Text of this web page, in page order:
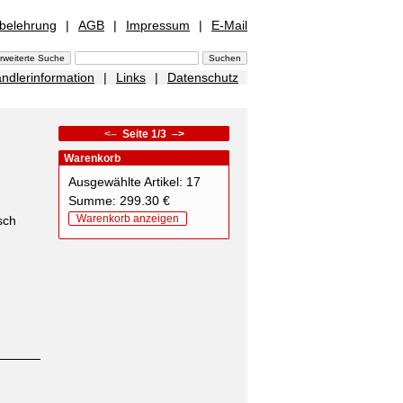
| AGB | Impressum | E-Mail
| Links | Datenschutz
<– Seite 1/3–>
Warenkorb
Ausgewählte Artikel: 17
Summe: 299.30 €
Warenkorb anzeigen